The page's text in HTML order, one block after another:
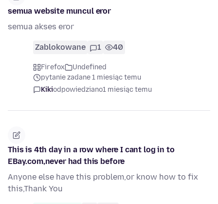
semua website muncul eror
semua akses eror
Zablokowane 1 40
Firefox
Undefined
pytanie zadane 1 miesiąc temu
Kikiodpowiedziano1 miesiąc temu
This is 4th day in a row where I cant log in to
EBay.com,never had this before
Anyone else have this problem,or know how to fix
this,Thank You